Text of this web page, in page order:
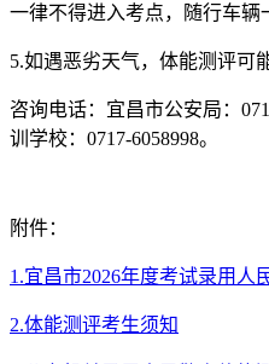
一律不得进入考点，随行车辆
5.如遇恶劣天气，体能测评可
咨询电话：宜昌市公安局：
训学校：0717-6058998。
附件：
1.宜昌市2026年度考试录用人
2.体能测评考生须知